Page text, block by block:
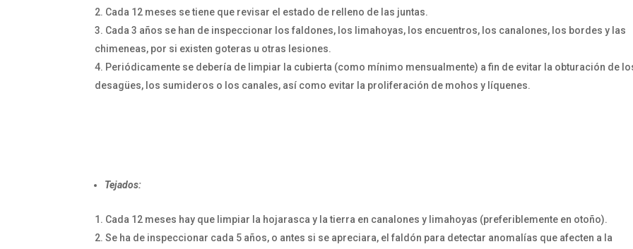
Cada 12 meses se tiene que revisar el estado de relleno de las juntas.
Cada 3 años se han de inspeccionar los faldones, los limahoyas, los encuentros, los canalones, los bordes y las
chimeneas, por si existen goteras u otras lesiones.
Periódicamente se debería de limpiar la cubierta (como mínimo mensualmente) a fin de evitar la obturación de
desagües, los sumideros o los canales, así como evitar la proliferación de mohos y líquenes.
Tejados:
Cada 12 meses hay que limpiar la hojarasca y la tierra en canalones y limahoyas (preferiblemente en otoño).
Se ha de inspeccionar cada 5 años, o antes si se apreciara, el faldón para detectar anomalías que afecten a la